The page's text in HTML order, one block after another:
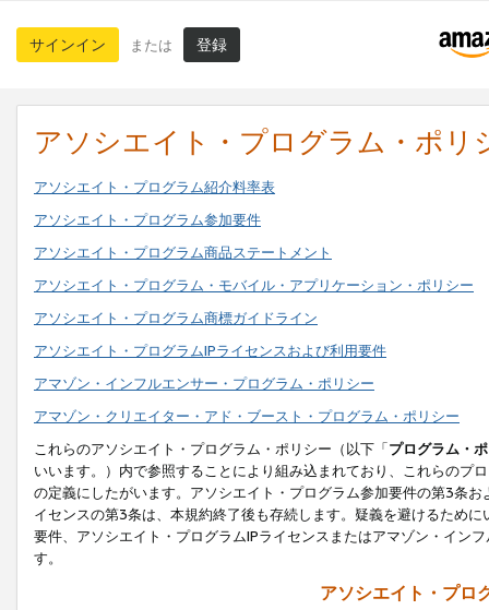
サインイン または 登録
アソシエイト・プログラム・ポリ
アソシエイト・プログラム紹介料率表
アソシエイト・プログラム参加要件
アソシエイト・プログラム商品ステートメント
アソシエイト・プログラム・モバイル・アプリケーション・ポリシー
アソシエイト・プログラム商標ガイドライン
アソシエイト・プログラムIPライセンスおよび利用要件
アマゾン・インフルエンサー・プログラム・ポリシー
アマゾン・クリエイター・アド・ブースト・プログラム・ポリシー
これらのアソシエイト・プログラム・ポリシー（以下「プログラム・
いいます。）内で参照することにより組み込まれており、これらのプ
の定義にしたがいます。アソシエイト・プログラム参加要件の第3条
イセンスの第3条は、本規約終了後も存続します。疑義を避けるため
要件、アソシエイト・プログラムIPライセンスまたはアマゾン・イン
す。
アソシエイト・プロ